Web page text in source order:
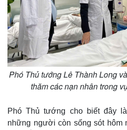
Phó Thủ tướng Lê Thành Long
thăm các nạn nhân trong
Phó Thủ tướng cho biết đây
những người còn sống sót hôm